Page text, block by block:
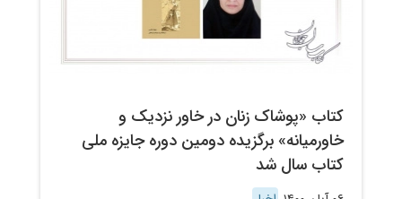
کتاب «پوشاک زنان در خاور نزدیک و
خاورمیانه» برگزیده دومین دوره جایزه ملی
کتاب سال شد